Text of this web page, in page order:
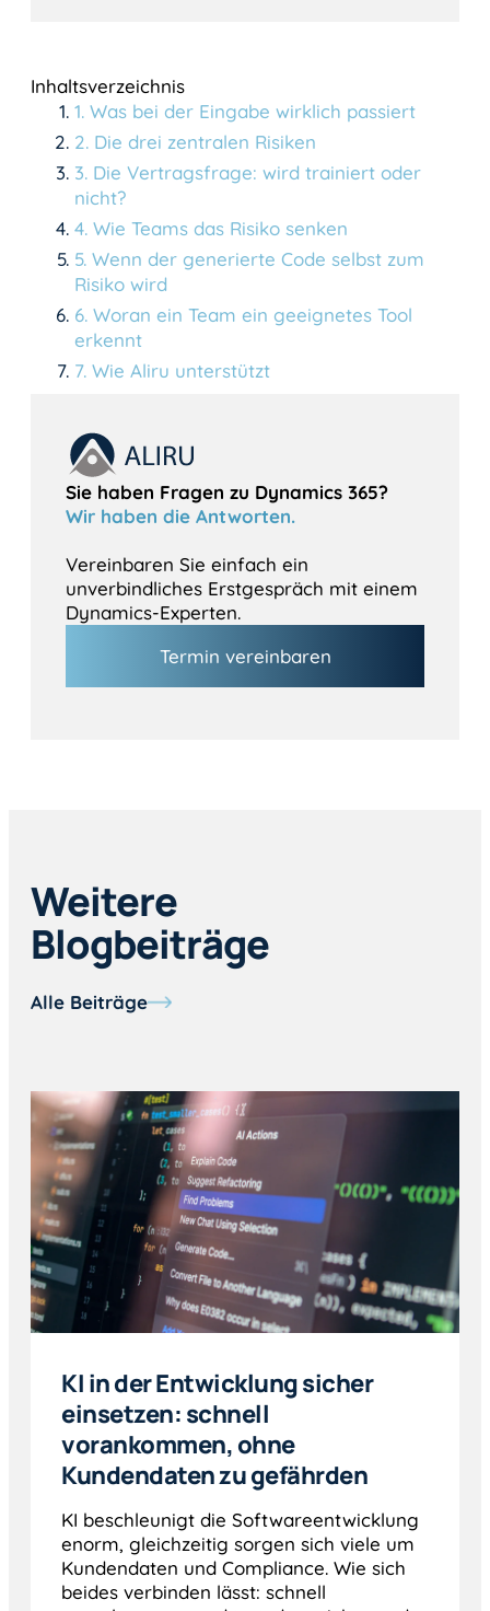
Inhaltsverzeichnis
1. Was bei der Eingabe wirklich passiert
2. Die drei zentralen Risiken
3. Die Vertragsfrage: wird trainiert oder
nicht?
4. Wie Teams das Risiko senken
5. Wenn der generierte Code selbst zum
Risiko wird
6. Woran ein Team ein geeignetes Tool
erkennt
7. Wie Aliru unterstützt
Sie haben Fragen zu Dynamics 365?
Wir haben die Antworten.
Vereinbaren Sie einfach ein
unverbindliches Erstgespräch mit einem
Dynamics-Experten.
Termin vereinbaren
Weitere
Blogbeiträge
Alle Beiträge
KI in der Entwicklung sicher
einsetzen: schnell
vorankommen, ohne
Kundendaten zu gefährden
KI beschleunigt die Softwareentwicklung
enorm, gleichzeitig sorgen sich viele um
Kundendaten und Compliance. Wie sich
beides verbinden lässt: schnell